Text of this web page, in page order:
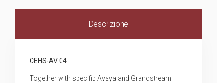
Descrizione
CEHS-AV 04
Together with specific Avaya and Grandstream